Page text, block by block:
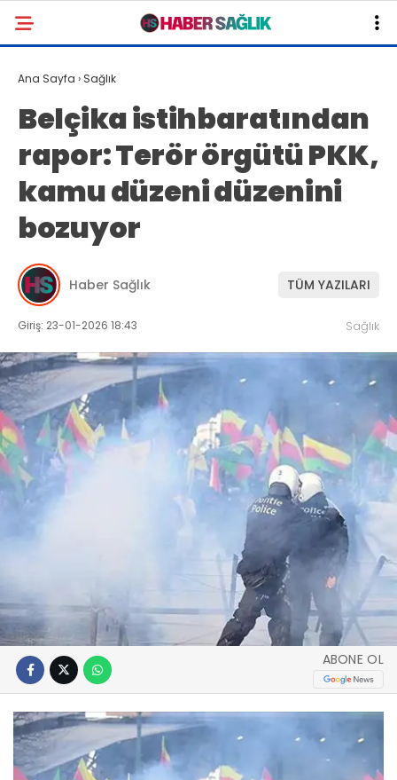
Ana Sayfa › Sağlık
Belçika istihbaratından
rapor: Terör örgütü PKK,
kamu düzeni düzenini
bozuyor
Haber Sağlık TÜM YAZILARI
Giriş: 23-01-2026 18:43 Sağlık
ABONE OL